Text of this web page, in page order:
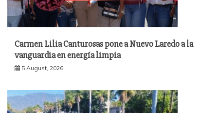
Carmen Lilia Canturosas pone a Nuevo Laredo a la
vanguardia en energía limpia
5 August, 2026